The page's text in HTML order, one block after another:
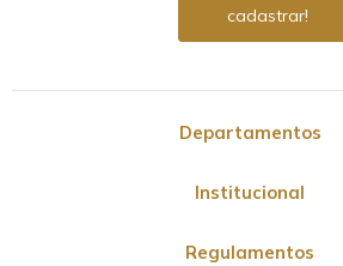
Departamentos
Institucional
Regulamentos